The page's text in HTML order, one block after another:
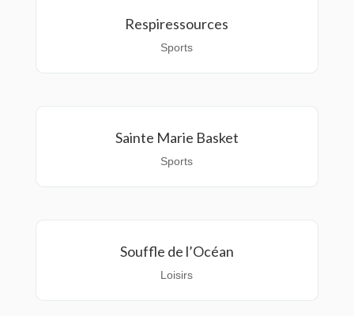
Respiressources
Sports
Sainte Marie Basket
Sports
Souffle de l’Océan
Loisirs